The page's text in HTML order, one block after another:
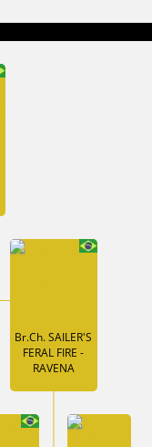
Br.Ch. SAILER'S
FERAL FIRE -
RAVENA